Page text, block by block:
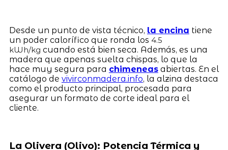
Desde un punto de vista técnico, la encina tiene
un poder calorífico que ronda los 4.5
kWh/kg cuando está bien seca. Además, es una
madera que apenas suelta chispas, lo que la
hace muy segura para chimeneasabiertas. En el
catálogo de vivirconmadera.info, la alzina destaca
como el producto principal, procesada para
asegurar un formato de corte ideal para el
cliente.
La Olivera (Olivo): Potencia Térmica y